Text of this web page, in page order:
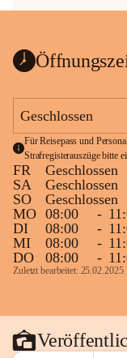
Geschlossen
Für Reisepass und
Strafregisterauszüge bitte
FR
Geschlossen
SA
Geschlossen
SO
Geschlossen
MO 08:00 -
DI
08:00 -
MI
08:00 -
DO
08:00 -
Zuletzt bearbeitet: 25.02.2025